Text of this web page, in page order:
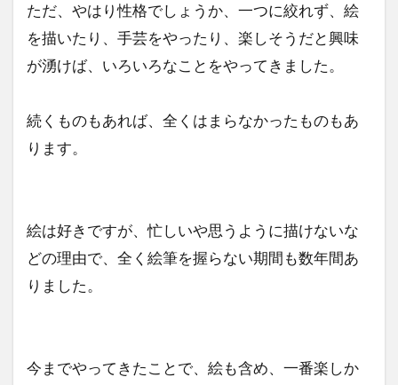
ただ、やはり性格でしょうか、一つに絞れず、絵
を描いたり、手芸をやったり、楽しそうだと興味
が湧けば、いろいろなことをやってきました。
続くものもあれば、全くはまらなかったものもあ
ります。
絵は好きですが、忙しいや思うように描けないな
どの理由で、全く絵筆を握らない期間も数年間あ
りました。
今までやってきたことで、絵も含め、一番楽しか